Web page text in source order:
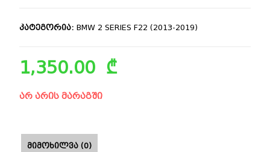
კატეგორია:BMW 2 SERIES F22 (2013-2019)
1,350.00 ₾
არ არის მარაგში
ᲛᲘᲛᲝᲮᲘᲚᲕᲐ (0)